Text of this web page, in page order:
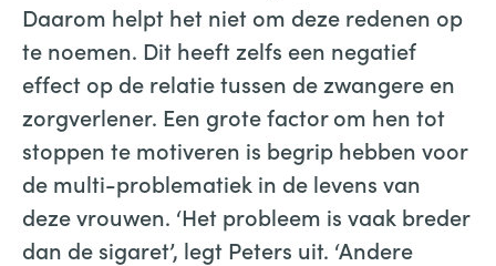
Daarom helpt het niet om deze redenen op
te noemen. Dit heeft zelfs een negatief
effect op de relatie tussen de zwangere en
zorgverlener. Een grote factor om hen tot
stoppen te motiveren is begrip hebben voor
de multi-problematiek in de levens van
deze vrouwen. ‘Het probleem is vaak breder
dan de sigaret’, legt Peters uit. ‘Andere